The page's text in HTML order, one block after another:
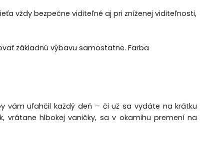
vždy bezpečne viditeľné aj pri zníženej viditeľnosti,
základnú výbavu samostatne. Farba
vám uľahčil každý deň – či už sa vydáte na krátku
vrátane hlbokej vaničky, sa v okamihu premení na